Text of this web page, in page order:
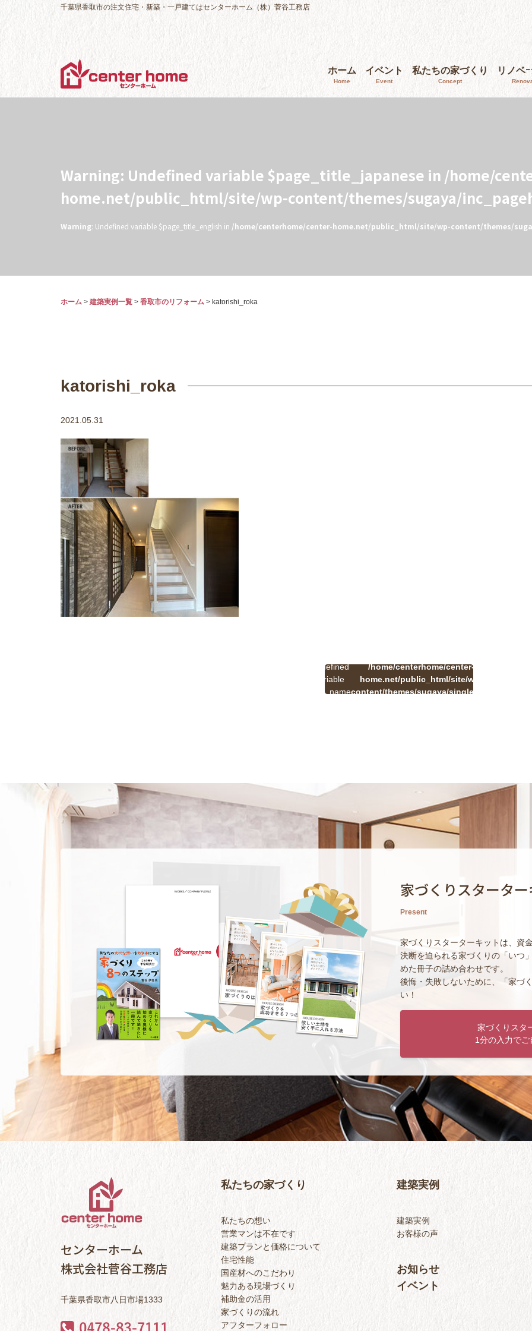
千葉県香取市の注文住宅・新築・一戸建てはセンターホーム（株）菅谷工務店
ホーム
Home
イベント
Event
私たちの家づくり
Concept
リノベ
Warning: Undefined variable $page_title_japanese in /home/
home.net/public_html/site/wp-content/themes/sugaya/
Warning: Undefined variable $page_title_english in /home/centerhome/center-home.net/public_html/site/wp-content/themes/
ホーム > 建築実例一覧 > 香取市のリフォーム > katorishi_roka
katorishi_roka
2021.05.31
Undefined
variable
$cat_name
/home/centerhome/center-
home.net/public_html/site/wp-
content/themes/sugaya/single.php
家づくりスタータ
Present
家づくりスターターキットは、資
決断を迫られる家づくりの「いつ
めた冊子の詰め合わせです。
後悔・失敗しないために、「家づ
い！
家づくりスタ
1分の入力で
センターホーム
株式会社菅谷工務店
千葉県香取市八日市場1333
私たちの家づくり
私たちの想い
営業マンは不在です
建築プランと価格について
住宅性能
国産材へのこだわり
魅力ある現場づくり
補助金の活用
家づくりの流れ
アフターフォロー
建築実例
建築実例
お客様の声
お知らせ
イベント